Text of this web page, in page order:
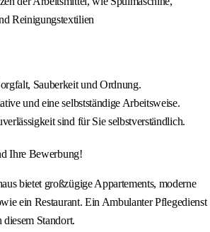
Reinigungstextilien
Sauberkeit und Ordnung.
und eine selbstständige Arbeitsweise.
sind für Sie selbstverständlich.
Ihre Bewerbung!
bietet großzügige Appartements, moderne
ein Restaurant. Ein Ambulanter Pflegedienst
diesem Standort.